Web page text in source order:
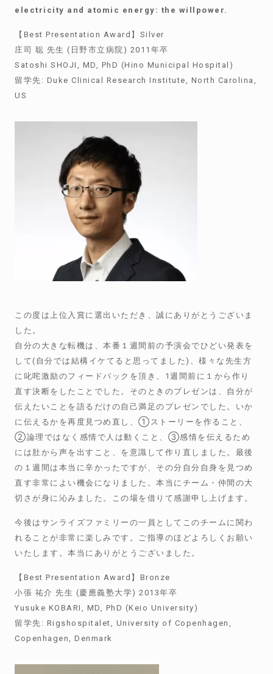
electricity and atomic energy: the willpower.
【 Best Presentation Award 】 Silver
庄司 聡 先生 ( 日野市立病院) 2011 年卒
Satoshi SHOJI, MD, PhD (Hino Municipal Hospital)
留学先 : Duke Clinical Research Institute, North Carolina,
US
この度は上位入賞に選出いただき、誠にありがとうございま
した。
自分の大きな転機は、本番１週間前の予演会でひどい発表を
して( 自分では結構イケてると思ってました) 、様々な先生方
に叱咤激励のフィードバックを頂き、 1週間前に１から作り
直す決断をしたことでした。そのときのプレゼンは、自分が
伝えたいことを語るだけの自己満足のプレゼンでした。いか
に伝えるかを再度見つめ直し、①ストーリーを作ること、
②論理ではなく感情で人は動くこと、③感情を伝えるため
には肚から声を出すこと、を意識して作り直しました。最後
の１週間は本当に辛かったですが、その分自分自身を見つめ
直す非常によい機会になりました。本当にチーム・仲間の大
切さが身に沁みました。この場を借りて感謝申し上げます。
今後はサンライズファミリーの一員としてこのチームに関わ
れることが非常に楽しみです。ご指導のほどよろしくお願い
いたします。本当にありがとうございました。
【 Best Presentation Award 】 Bronze
小張 祐介 先生 (慶應義塾大学) 2013年卒
Yusuke KOBARI, MD, PhD (Keio University)
留学先 : Rigshospitalet, University of Copenhagen,
Copenhagen, Denmark